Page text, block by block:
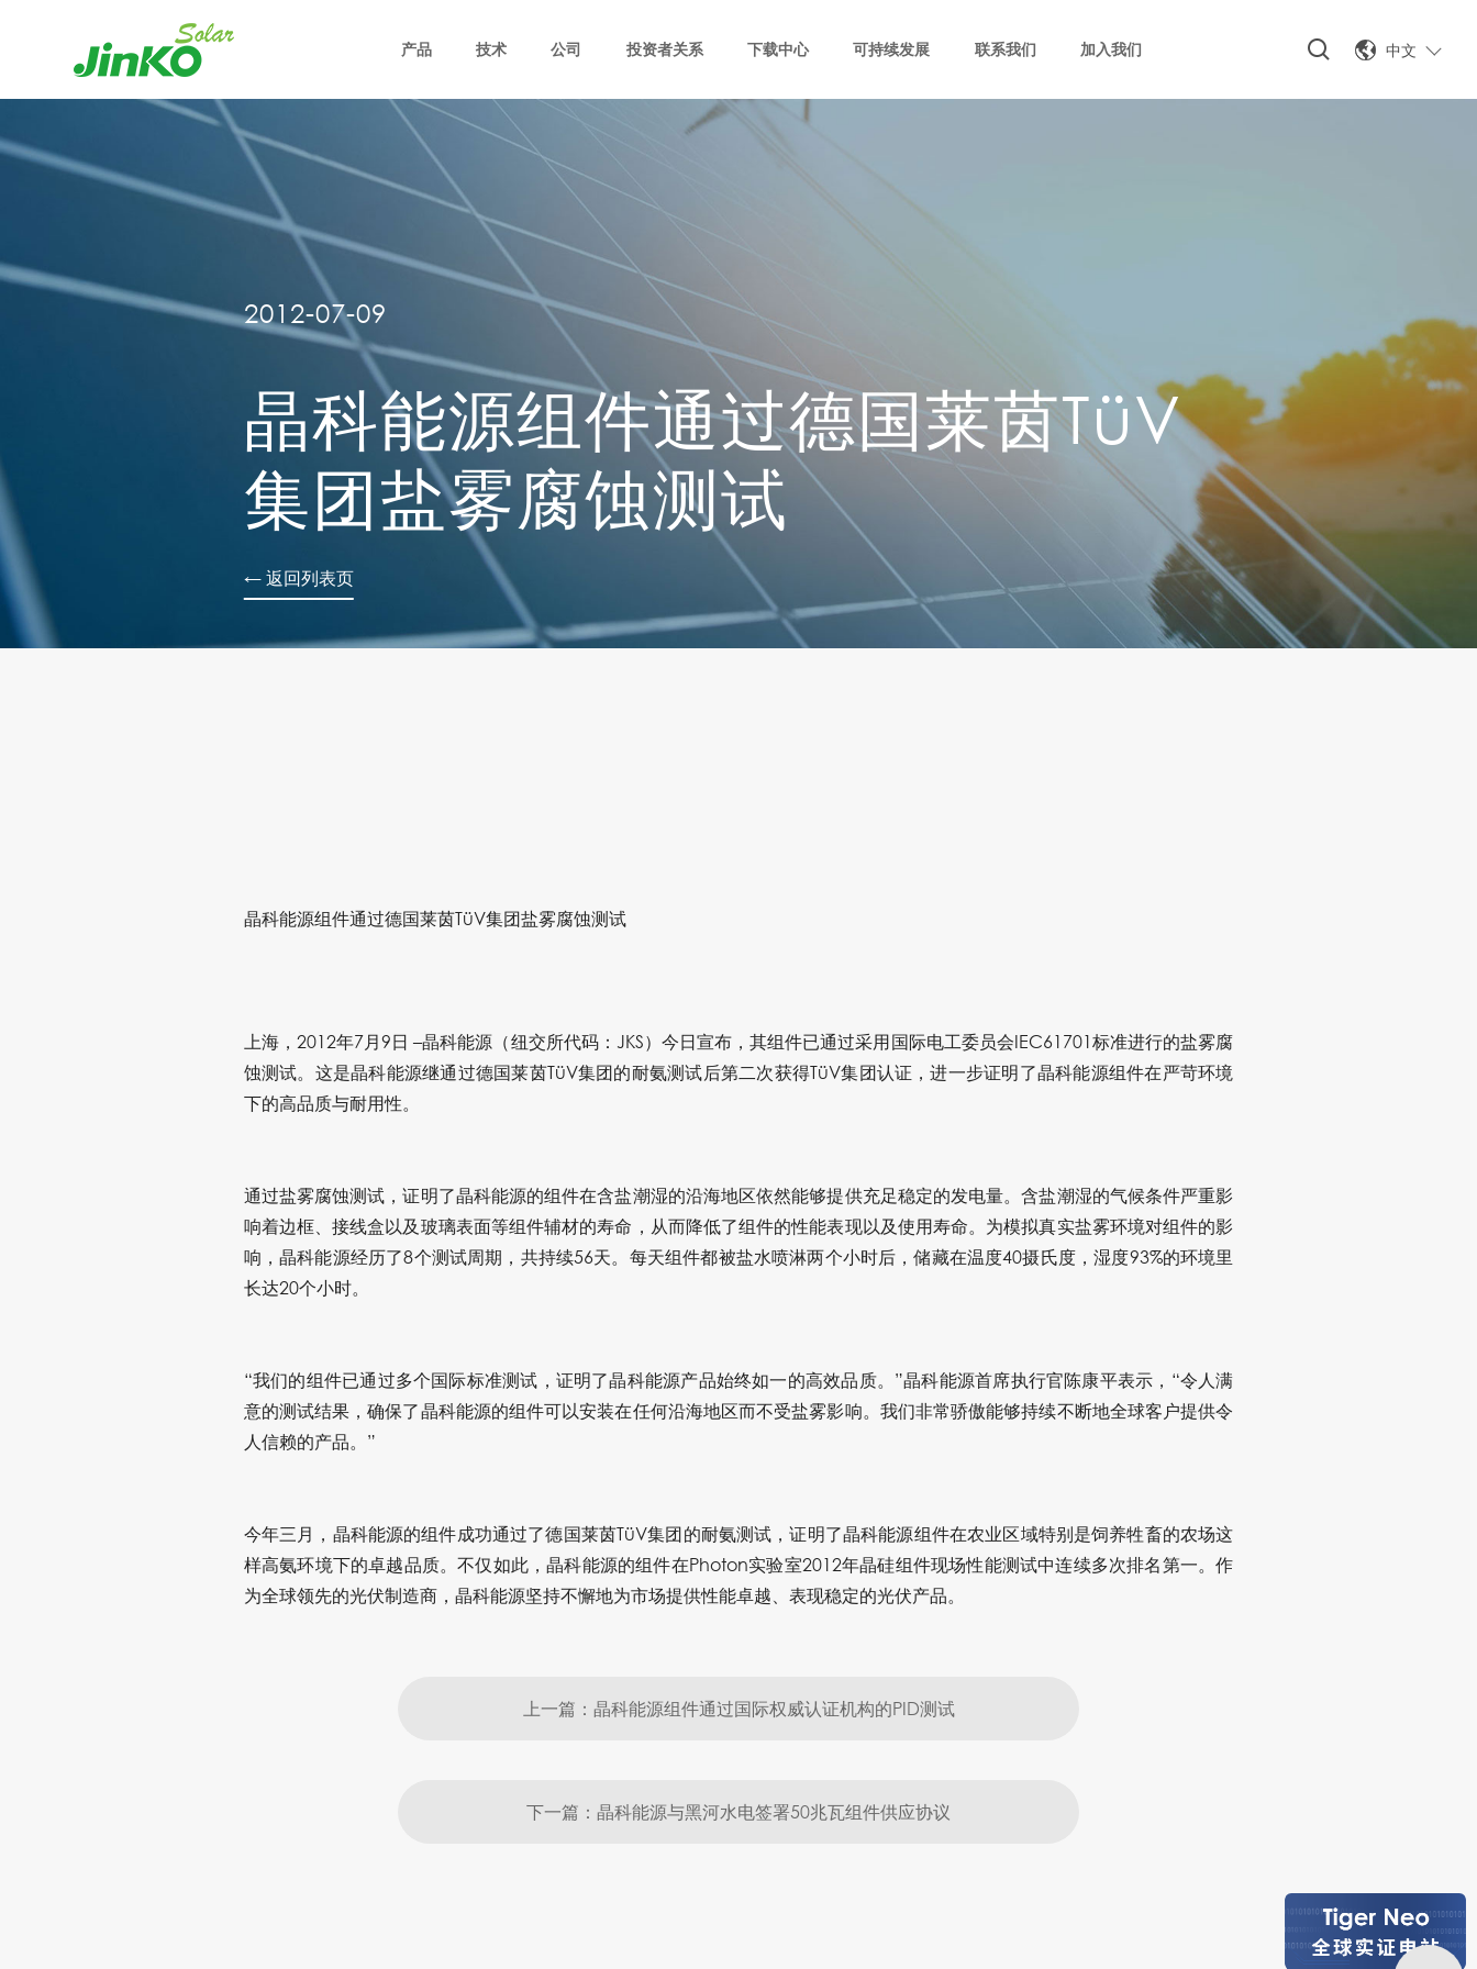
产品 技术 公司 投资者关系 下载中心 可持续发展 联系我们 加入我们 中文
2012-07-09
晶科能源组件通过德国莱茵TüV
集团盐雾腐蚀测试
← 返回列表页
晶科能源组件通过德国莱茵TüV集团盐雾腐蚀测试
上海，2012年7月9日 –晶科能源（纽交所代码：JKS）今日宣布，其组件已通过采用国际电工委员会IEC61701标准进行的盐雾腐
蚀测试。这是晶科能源继通过德国莱茵TüV集团的耐氨测试后第二次获得TüV集团认证，进一步证明了晶科能源组件在严苛环境
下的高品质与耐用性。
通过盐雾腐蚀测试，证明了晶科能源的组件在含盐潮湿的沿海地区依然能够提供充足稳定的发电量。含盐潮湿的气候条件严重影
响着边框、接线盒以及玻璃表面等组件辅材的寿命，从而降低了组件的性能表现以及使用寿命。为模拟真实盐雾环境对组件的影
响，晶科能源经历了8个测试周期，共持续56天。每天组件都被盐水喷淋两个小时后，储藏在温度40摄氏度，湿度93%的环境里
长达20个小时。
“我们的组件已通过多个国际标准测试，证明了晶科能源产品始终如一的高效品质。”晶科能源首席执行官陈康平表示，“令人满
意的测试结果，确保了晶科能源的组件可以安装在任何沿海地区而不受盐雾影响。我们非常骄傲能够持续不断地全球客户提供令
人信赖的产品。”
今年三月，晶科能源的组件成功通过了德国莱茵TüV集团的耐氨测试，证明了晶科能源组件在农业区域特别是饲养牲畜的农场这
样高氨环境下的卓越品质。不仅如此，晶科能源的组件在Photon实验室2012年晶硅组件现场性能测试中连续多次排名第一。作
为全球领先的光伏制造商，晶科能源坚持不懈地为市场提供性能卓越、表现稳定的光伏产品。
上一篇：晶科能源组件通过国际权威认证机构的PID测试
下一篇：晶科能源与黑河水电签署50兆瓦组件供应协议